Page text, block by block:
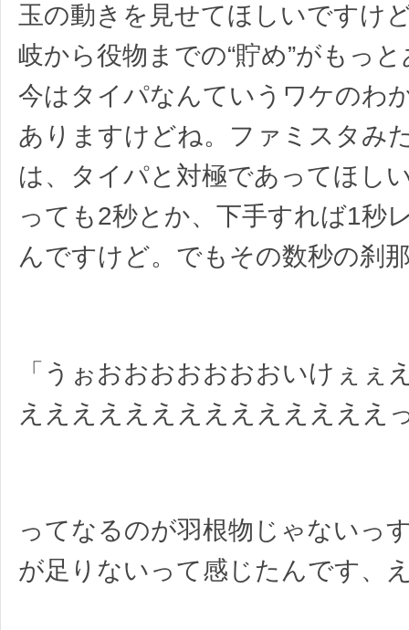
玉の動きを見せてほしいですけ
岐から役物までの“貯め”がもっ
今はタイパなんていうワケのわ
ありますけどね。ファミスタみ
は、タイパと対極であってほし
っても2秒とか、下手すれば1秒
んですけど。でもその数秒の刹
「うぉおおおおおおおいけぇぇ
ええええええええええええええ
ってなるのが羽根物じゃないっ
が足りないって感じたんです、